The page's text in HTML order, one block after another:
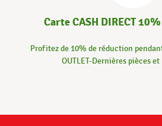
Carte CASH DIRECT
Profitez de 10% de réduction
OUTLET-Dernières pièces